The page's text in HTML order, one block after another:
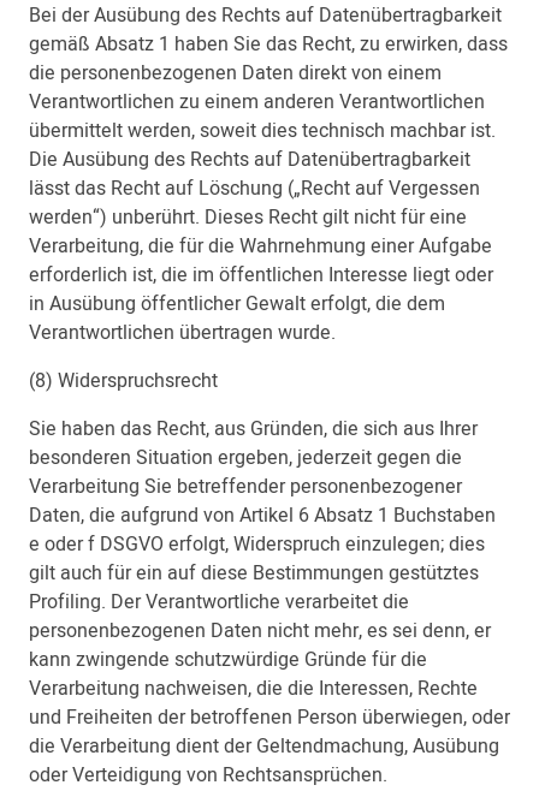
Bei der Ausübung des Rechts auf Datenübertragbarkeit
gemäß Absatz 1 haben Sie das Recht, zu erwirken, dass
die personenbezogenen Daten direkt von einem
Verantwortlichen zu einem anderen Verantwortlichen
übermittelt werden, soweit dies technisch machbar ist.
Die Ausübung des Rechts auf Datenübertragbarkeit
lässt das Recht auf Löschung („Recht auf Vergessen
werden“) unberührt. Dieses Recht gilt nicht für eine
Verarbeitung, die für die Wahrnehmung einer Aufgabe
erforderlich ist, die im öffentlichen Interesse liegt oder
in Ausübung öffentlicher Gewalt erfolgt, die dem
Verantwortlichen übertragen wurde.
(8) Widerspruchsrecht
Sie haben das Recht, aus Gründen, die sich aus Ihrer
besonderen Situation ergeben, jederzeit gegen die
Verarbeitung Sie betreffender personenbezogener
Daten, die aufgrund von Artikel 6 Absatz 1 Buchstaben
e oder f DSGVO erfolgt, Widerspruch einzulegen; dies
gilt auch für ein auf diese Bestimmungen gestütztes
Profiling. Der Verantwortliche verarbeitet die
personenbezogenen Daten nicht mehr, es sei denn, er
kann zwingende schutzwürdige Gründe für die
Verarbeitung nachweisen, die die Interessen, Rechte
und Freiheiten der betroffenen Person überwiegen, oder
die Verarbeitung dient der Geltendmachung, Ausübung
oder Verteidigung von Rechtsansprüchen.